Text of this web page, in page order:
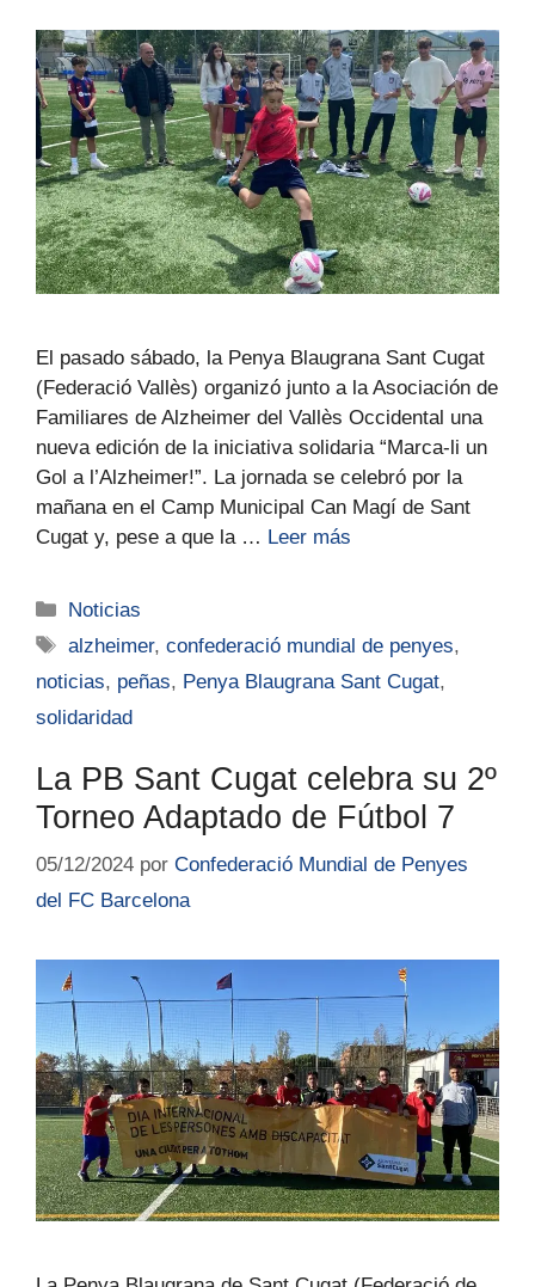
El pasado sábado, la Penya Blaugrana Sant Cugat
(Federació Vallès) organizó junto a la Asociación de
Familiares de Alzheimer del Vallès Occidental una
nueva edición de la iniciativa solidaria “Marca-li un
Gol a l’Alzheimer!”. La jornada se celebró por la
mañana en el Camp Municipal Can Magí de Sant
Cugat y, pese a que la … Leer más
Noticias
alzheimer,confederació mundial de penyes,
noticias, peñas, Penya Blaugrana Sant Cugat,
solidaridad
La PB Sant Cugat celebra su 2º
Torneo Adaptado de Fútbol 7
05/12/2024 por Confederació Mundial de Penyes
del FC Barcelona